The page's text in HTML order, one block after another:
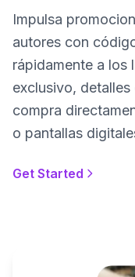
Impulsa
autores con
rápidamente a los
exclusivo,
compra
o pantallas
Get Started